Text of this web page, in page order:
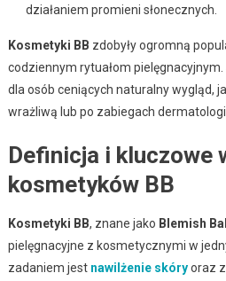
działaniem promieni słonecznych.
Kosmetyki BB zdobyły ogromną
codziennym rytuałom
dla osób ceniących naturalny wygląd,
wrażliwą lub po zabiegach
Definicja i kluczowe
kosmetyków BB
Kosmetyki BB, znane jako Blemish
pielęgnacyjne z kosmetycznymi w
zadaniem jest nawilżenie skóryoraz